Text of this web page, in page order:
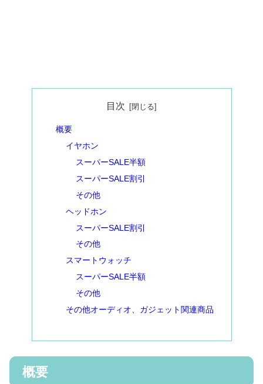
目次
概要
イヤホン
スーパーSALE半額
スーパーSALE割引
その他
ヘッドホン
スーパーSALE割引
その他
スマートウォッチ
スーパーSALE半額
その他
その他オーディオ、ガジェット関連商品
概要